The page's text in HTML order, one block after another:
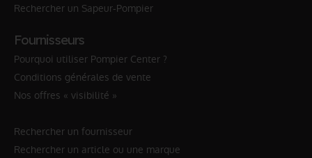
Rechercher un Sapeur-Pompier
Fournisseurs
Pourquoi utiliser Pompier Center ?
Conditions générales de vente
Nos offres « visibilité »
Rechercher un fournisseur
Rechercher un article ou une marque